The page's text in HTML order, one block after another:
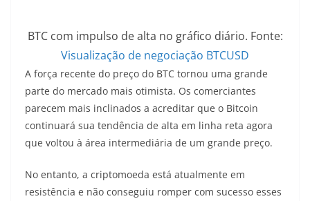
BTC com impulso de alta no gráfico diário. Fonte:
Visualização de negociação BTCUSD
A força recente do preço do BTC tornou uma grande
parte do mercado mais otimista. Os comerciantes
parecem mais inclinados a acreditar que o Bitcoin
continuará sua tendência de alta em linha reta agora
que voltou à área intermediária de um grande preço.
No entanto, a criptomoeda está atualmente em
resistência e não conseguiu romper com sucesso esses